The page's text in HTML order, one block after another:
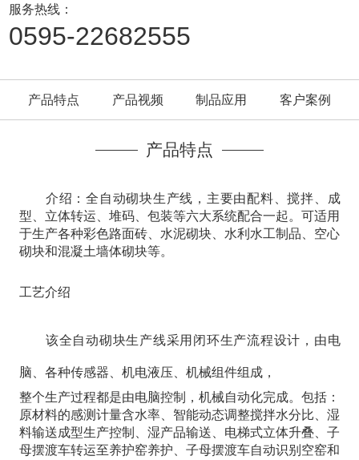
服务热线：
0595-22682555
产品特点 产品视频 制品应用 客户案例
产品特点
介绍：全自动砌块生产线，主要由配料、搅拌、成
型、立体转运、堆码、包装等六大系统配合一起。可适用
于生产各种彩色路面砖、水泥砌块、水利水工制品、空心
砌块和混凝土墙体砌块等。
工艺介绍
该全自动砌块生产线采用闭环生产流程设计，由电
脑、各种传感器、机电液压、机械组件组成，
整个生产过程都是由电脑控制，机械自动化完成。包括：
原材料的感测计量含水率、智能动态调整搅拌水分比、湿
料输送成型生产控制、湿产品输送、电梯式立体升叠、子
母摆渡车转运至养护窑养护、子母摆渡车自动识别空窑和